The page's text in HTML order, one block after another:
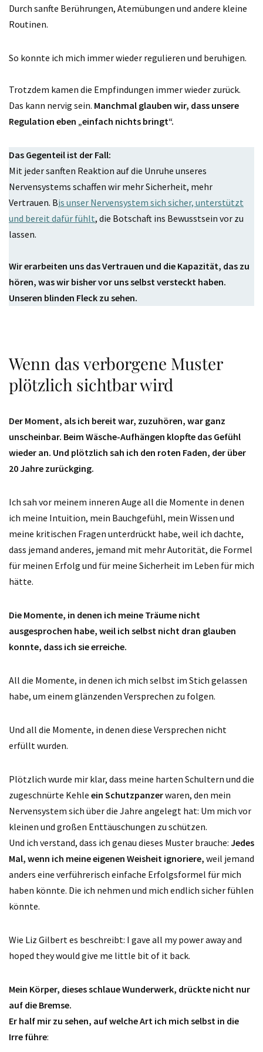
Durch sanfte Berührungen, Atemübungen und andere kleine
Routinen.
So konnte ich mich immer wieder regulieren und beruhigen.
Trotzdem kamen die Empfindungen immer wieder zurück.
Das kann nervig sein. Manchmal glauben wir, dass unsere
Regulation eben „einfach nichts bringt“.
Das Gegenteil ist der Fall:
Mit jeder sanften Reaktion auf die Unruhe unseres
Nervensystems schaffen wir mehr Sicherheit, mehr
Vertrauen. Bis unser Nervensystem sich sicher, unterstützt
und bereit dafür fühlt, die Botschaft ins Bewusstsein vor zu
lassen.
Wir erarbeiten uns das Vertrauen und die Kapazität, das zu
hören, was wir bisher vor uns selbst versteckt haben.
Unseren blinden Fleck zu sehen.
Wenn das verborgene Muster
plötzlich sichtbar wird
Der Moment, als ich bereit war, zuzuhören, war ganz
unscheinbar. Beim Wäsche-Aufhängen klopfte das Gefühl
wieder an. Und plötzlich sah ich den roten Faden, der über
20 Jahre zurückging.
Ich sah vor meinem inneren Auge all die Momente in denen
ich meine Intuition, mein Bauchgefühl, mein Wissen und
meine kritischen Fragen unterdrückt habe, weil ich dachte,
dass jemand anderes, jemand mit mehr Autorität, die Formel
für meinen Erfolg und für meine Sicherheit im Leben für mich
hätte.
Die Momente, in denen ich meine Träume nicht
ausgesprochen habe, weil ich selbst nicht dran glauben
konnte, dass ich sie erreiche.
All die Momente, in denen ich mich selbst im Stich gelassen
habe, um einem glänzenden Versprechen zu folgen.
Und all die Momente, in denen diese Versprechen nicht
erfüllt wurden.
Plötzlich wurde mir klar, dass meine harten Schultern und die
zugeschnürte Kehle ein Schutzpanzerwaren, den mein
Nervensystem sich über die Jahre angelegt hat: Um mich vor
kleinen und großen Enttäuschungen zu schützen.
Und ich verstand, dass ich genau dieses Muster brauche: Jedes
Mal, wenn ich meine eigenen Weisheit ignoriere, weil jemand
anders eine verführerisch einfache Erfolgsformel für mich
haben könnte. Die ich nehmen und mich endlich sicher fühlen
könnte.
Wie Liz Gilbert es beschreibt: I gave all my power away and
hoped they would give me little bit of it back.
Mein Körper, dieses schlaue Wunderwerk, drückte nicht nur
auf die Bremse.
Er half mir zu sehen, auf welche Art ich mich selbst in die
Irre führe: